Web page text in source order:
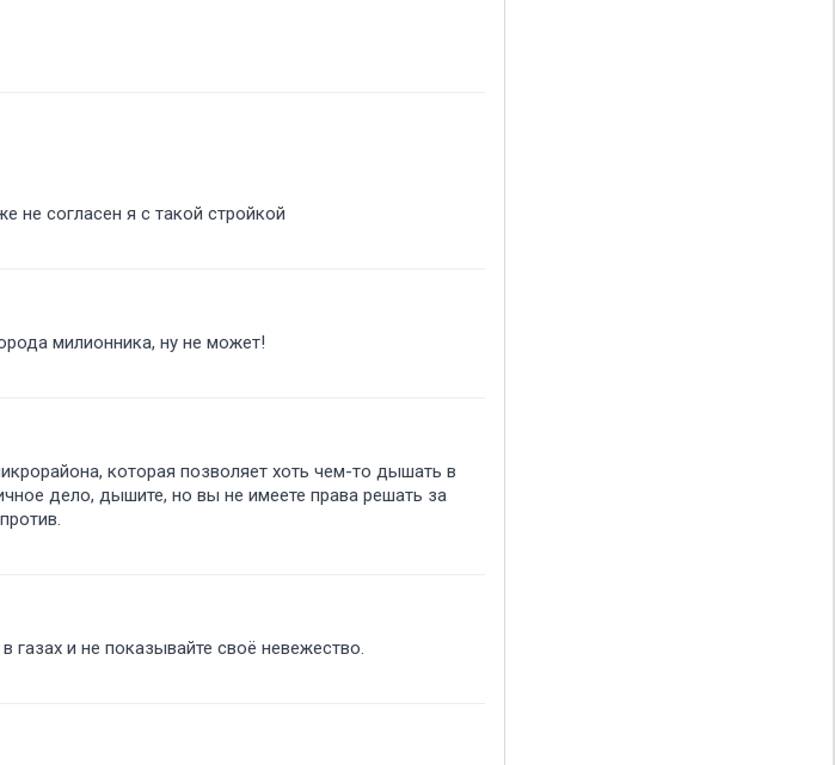
не согласен я с такой стройкой
милионника, ну не может!
которая позволяет хоть чем-то дышать в
дело, дышите, но вы не имеете права решать за
и не показывайте своё невежество.